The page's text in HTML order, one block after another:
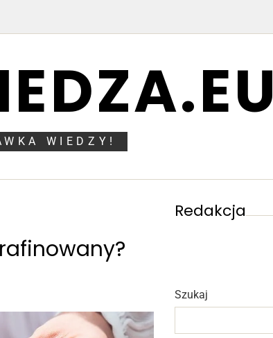
WIEDZY!
Redakcja
Szukaj